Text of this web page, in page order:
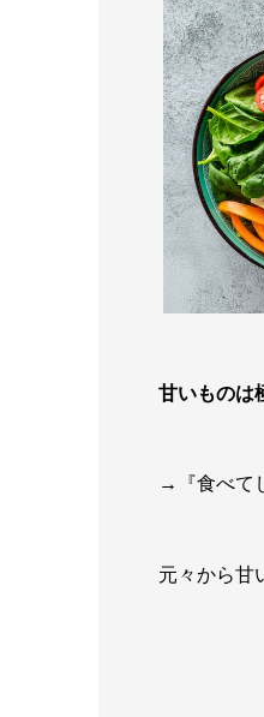
甘いものは
→『食べて
元々から甘